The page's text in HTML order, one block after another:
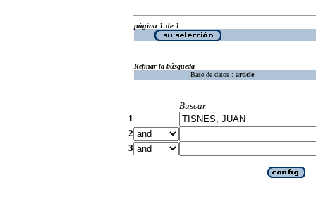
página 1 de 1
Refinar la búsqueda
Base de datos : article
Buscar
1
2
3